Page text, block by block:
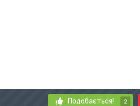
Подобається! 2